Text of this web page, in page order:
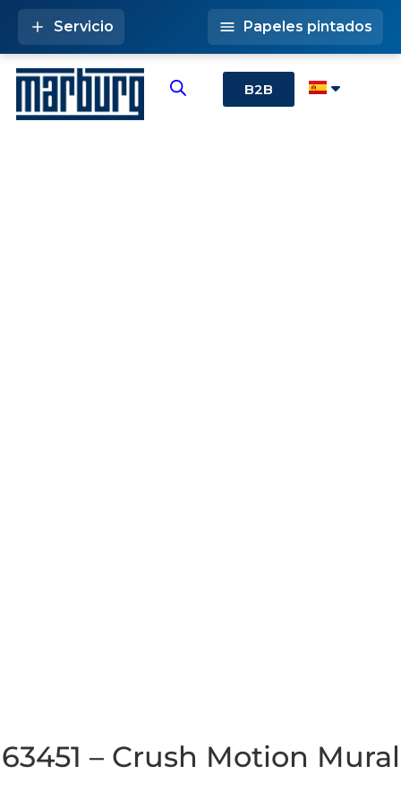
B2B
Servicio Papeles pintados
63451 – Crush Motion Mural